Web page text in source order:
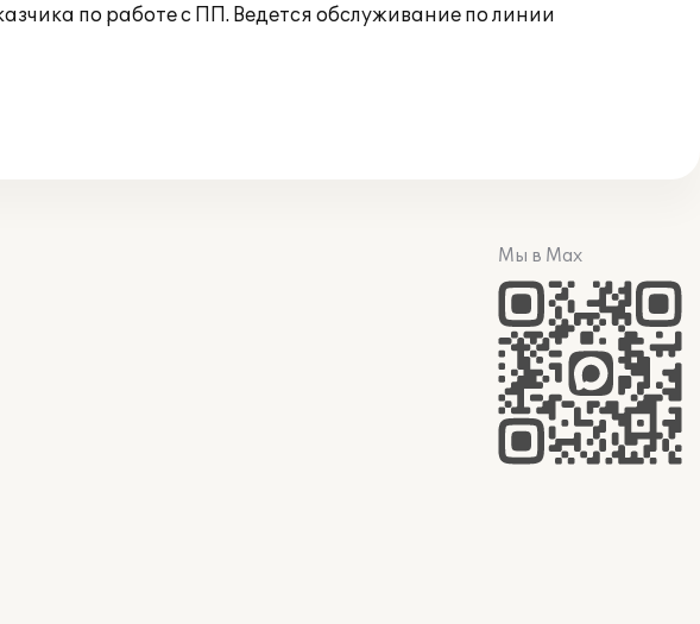
по работе с ПП. Ведется обслуживание по линии
Мы в Max